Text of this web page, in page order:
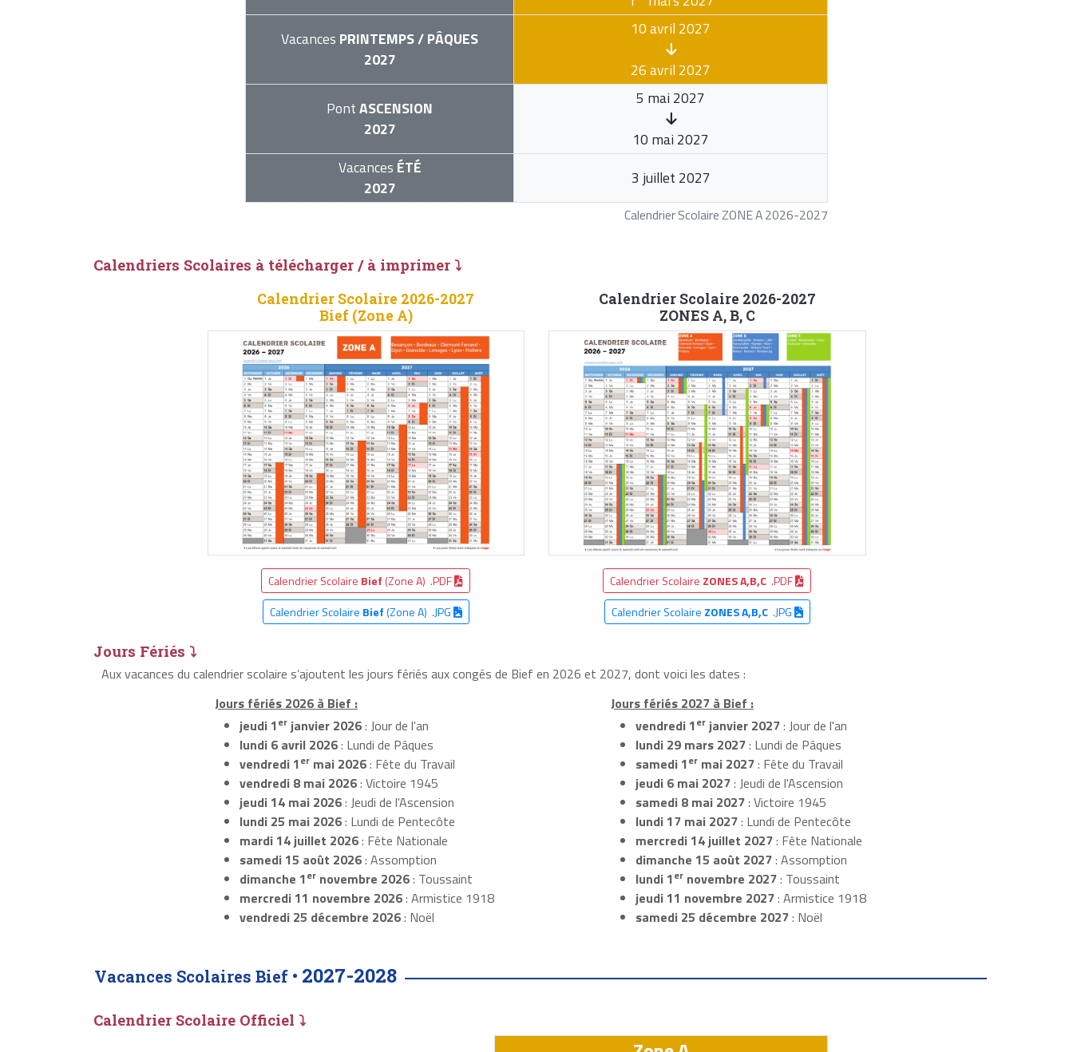
Calendrier Scolaire ZONE A 2026-2027
Vacances PRINTEMPS / PÂQUES
2027
10 avril 2027
26 avril 2027
PontASCENSION
2027
5 mai 2027
10 mai 2027
Vacances ÉTÉ
2027
3 juillet 2027
Calendriers Scolaires à télécharger / à imprimer ⤵
Calendrier Scolaire 2026-2027
Bief (Zone A)
Calendrier Scolaire Bief (Zone A) .PDF
Calendrier Scolaire Bief(Zone A) .JPG
Calendrier Scolaire 2026-2027
ZONES A, B, C
Calendrier Scolaire ZONES A,B,C .PDF
Calendrier Scolaire ZONES A,B,C.JPG
Jours Fériés ⤵
Aux vacances du calendrier scolaire s’ajoutent les jours fériés aux congés de Bief en 2026 et 2027, dont voici les dates :
Jours fériés 2026 à Bief :
jeudi 1erjanvier 2026: Jour de l'an
lundi 6 avril 2026: Lundi de Pâques
vendredi 1ermai 2026: Fête du Travail
vendredi 8 mai 2026: Victoire 1945
jeudi 14 mai 2026: Jeudi de l'Ascension
lundi 25 mai 2026: Lundi de Pentecôte
mardi 14 juillet 2026: Fête Nationale
samedi 15 août 2026: Assomption
dimanche 1ernovembre 2026: Toussaint
mercredi 11 novembre 2026: Armistice 1918
vendredi 25 décembre 2026: Noël
Jours fériés 2027 à Bief :
vendredi 1erjanvier 2027: Jour de l'an
lundi 29 mars 2027: Lundi de Pâques
samedi 1ermai 2027: Fête du Travail
jeudi 6 mai 2027: Jeudi de l'Ascension
samedi 8 mai 2027: Victoire 1945
lundi 17 mai 2027: Lundi de Pentecôte
mercredi 14 juillet 2027: Fête Nationale
dimanche 15 août 2027: Assomption
lundi 1ernovembre 2027: Toussaint
jeudi 11 novembre 2027: Armistice 1918
samedi 25 décembre 2027: Noël
Vacances Scolaires Bief • 2027-2028
Calendrier Scolaire Officiel ⤵